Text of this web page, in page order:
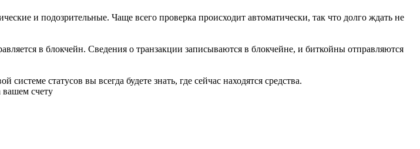
и подозрительные. Чаще всего проверка происходит автоматически, так что долго ждать не
в блокчейн. Сведения о транзакции записываются в блокчейне, и биткойны отправляются
статусов вы всегда будете знать, где сейчас находятся средства.
вашем счету